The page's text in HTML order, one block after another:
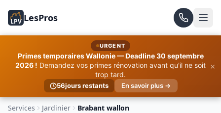
LPV LesPros
URGENT
Primes temporaires Wallonie — Deadline 30 septembre
2026 ! Demandez vos primes rénovation avant qu'il ne soit
trop tard.
56jours restants En savoir plus →
×
Services Jardinier Brabant wallon